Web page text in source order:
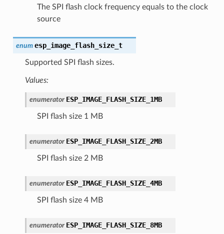
The SPI flash clock frequency equals to the clock
source
enum esp_image_flash_size_t
Supported SPI flash sizes.
Values:
enumerator ESP_IMAGE_FLASH_SIZE_1MB
SPI flash size 1 MB
enumerator ESP_IMAGE_FLASH_SIZE_2MB
SPI flash size 2 MB
enumerator ESP_IMAGE_FLASH_SIZE_4MB
SPI flash size 4 MB
enumerator ESP_IMAGE_FLASH_SIZE_8MB